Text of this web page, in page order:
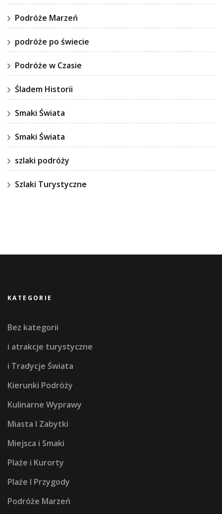
Podróże Marzeń
podróże po świecie
Podróże w Czasie
Śladem Historii
Smaki Świata
Smaki Świata
szlaki podróży
Szlaki Turystyczne
KATEGORIE
Bez kategorii
i atrakcje turystyczne
i Tradycje Świata
Kierunki Podróży
Kulinarne Wyprawy
Miasta I Zabytki
Miejsca i Smaki
Plaże i Kurorty
Plaże I Przygody
Podróże Marzeń